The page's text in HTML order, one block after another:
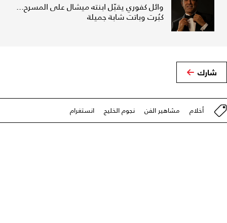
وائل كفوري يقبّل ابنته ميشال على المسرح...
كبُرت وباتت شابة جميلة
شارك
أخلام مشاهير الفن نجوم الخليج انستغرام